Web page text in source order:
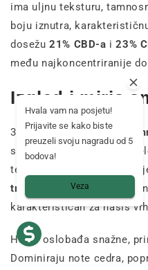
ima uljnu teksturu,
boju iznutra,
dosežu21% CBD-a i23%
među najkoncentriranije
Izgled i miris
3x filtrirana smola ima
svjetlijom jezgrom na
tekstura olakšava
trihoma
daje joj
karakterističan za hašiš
Hašiš oslobađa snažne,
Dominiraju note cedra,
Hvala vam na posjetu!
Prijavite se kako biste
preuzeli svoju nagradu od 5
bodova!
Veza